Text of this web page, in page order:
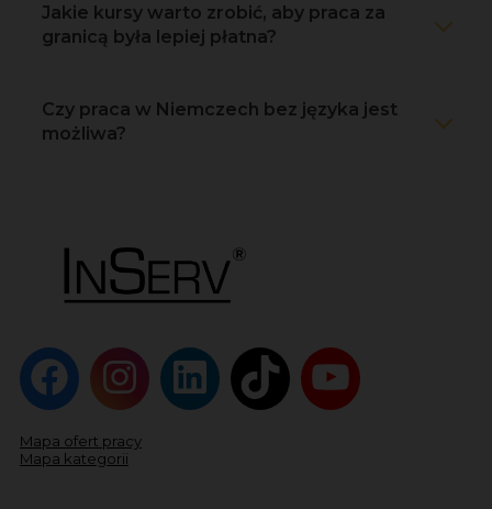
Jakie kursy warto zrobić, aby praca za
granicą była lepiej płatna?
Czy praca w Niemczech bez języka jest
możliwa?
Mapa ofert pracy
Mapa kategorii